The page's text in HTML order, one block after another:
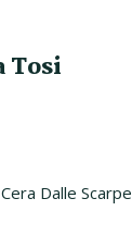
Tosi
Dalle Scarpe